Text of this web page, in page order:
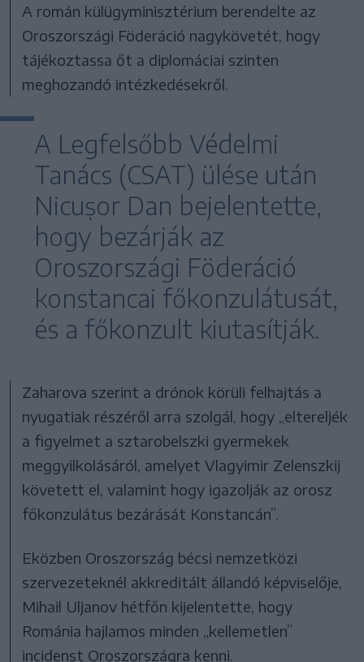
A román külügyminisztérium berendelte az
Oroszországi Föderáció nagykövetét, hogy
tájékoztassa őt a diplomáciai szinten
meghozandó intézkedésekről.
A Legfelsőbb Védelmi
Tanács (CSAT) ülése után
Nicușor Dan bejelentette,
hogy bezárják az
Oroszországi Föderáció
konstancai főkonzulátusát,
és a főkonzult kiutasítják.
Zaharova szerint a drónok körüli felhajtás a
nyugatiak részéről arra szolgál, hogy „eltereljék
a figyelmet a sztarobelszki gyermekek
meggyilkolásáról, amelyet Vlagyimir Zelenszkij
követett el, valamint hogy igazolják az orosz
főkonzulátus bezárását Konstancán”.
Eközben Oroszország bécsi nemzetközi
szervezeteknél akkreditált állandó képviselője,
Mihail Uljanov hétfőn kijelentette, hogy
Románia hajlamos minden „kellemetlen”
incidenst Oroszországra kenni.